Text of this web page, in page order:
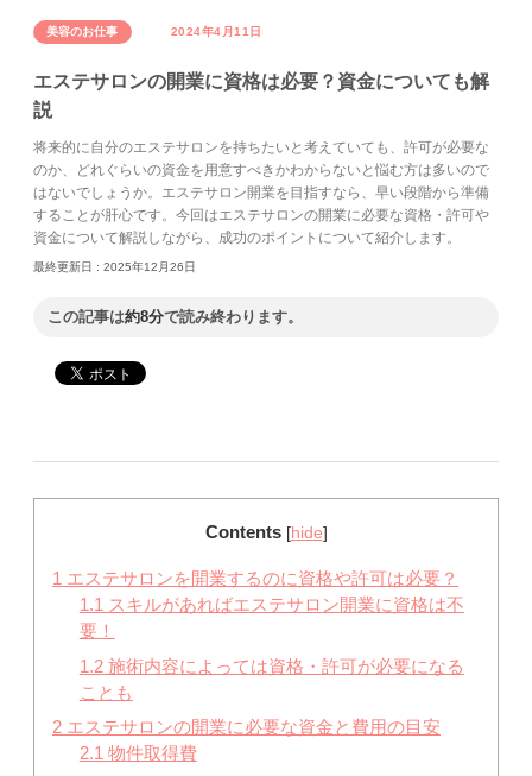
美容のお仕事 2024年4月11日
エステサロンの開業に資格は必要？資金についても解
説
将来的に自分のエステサロンを持ちたいと考えていても、許可が必要な
のか、どれぐらいの資金を用意すべきかわからないと悩む方は多いので
はないでしょうか。エステサロン開業を目指すなら、早い段階から準備
することが肝心です。今回はエステサロンの開業に必要な資格・許可や
資金について解説しながら、成功のポイントについて紹介します。
最終更新日 : 2025年12月26日
この記事は約8分で読み終わります。
Contents [hide]
1 エステサロンを開業するのに資格や許可は必要？
1.1 スキルがあればエステサロン開業に資格は不
要！
1.2施術内容によっては資格・許可が必要になる
ことも
2 エステサロンの開業に必要な資金と費用の目安
2.1 物件取得費